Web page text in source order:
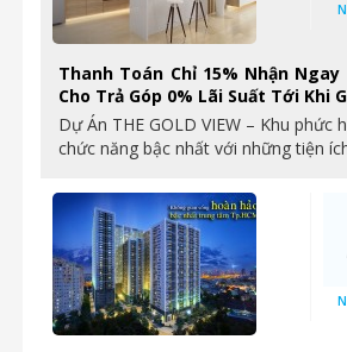
Thanh Toán Chỉ 15% Nhận
Cho Trả Góp 0% Lãi Suất Tới Khi
Dự Án THE GOLD VIEW – Khu phức
chức năng bậc nhất với những tiện